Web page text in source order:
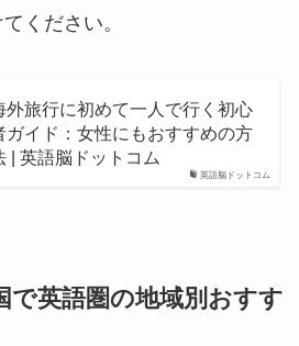
ください。
英語脳ドットコム
外旅行に初めて一人で行く初心
ガイド：女性にもおすすめの方
| 英語脳ドットコム
で英語圏の地域別おすす